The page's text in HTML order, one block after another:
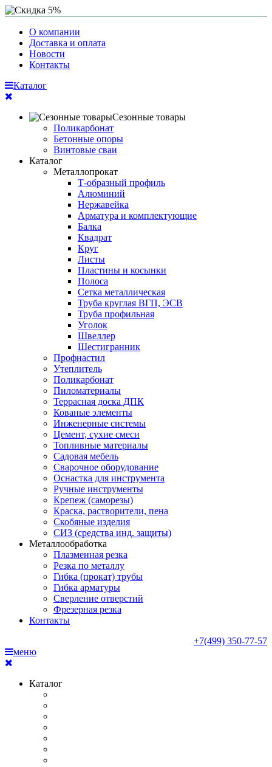
О компании
Доставка и оплата
Новости
Контакты
Каталог
Сезонные товары
Поликарбонат
Бетонные опоры
Винтовые сваи
Каталог
Металлопрокат
Т-образный профиль
Алюминий
Нержавейка
Арматура и комплектующие
Балка
Квадрат
Круг
Листы
Пластины и косынки
Полоса
Сетка металлическая
Труба круглая ВГП, ЭСВ
Труба профильная
Уголок
Швеллер
Шестигранник
Профнастил
Утеплитель
Поликарбонат
Пиломатериалы
Террасная доска ДПК
Кованые элементы
Инженерные системы
Цемент, сухие смеси
Топливные материалы
Садовая мебель
Сварочное оборудование
Оснастка для инструмента
Ручные инструменты
Крепеж (саморезы)
Краска, растворители, пена
Скобяные изделия
СИЗ (средства инд. защиты)
Металлообработка
Плазменная резка
Резка по металлу
Гибка (прокат) трубы
Гибка арматуры
Сверление отверстий
Фрезерная резка
Контакты
+7(499) 350-77-57
меню
Каталог